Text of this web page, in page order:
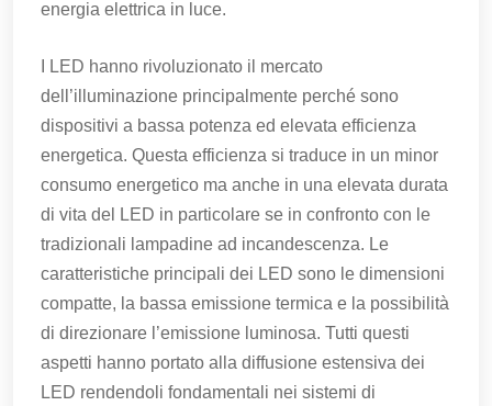
energia elettrica in luce.
I LED hanno rivoluzionato il mercato
dell’illuminazione principalmente perché sono
dispositivi a bassa potenza ed elevata efficienza
energetica. Questa efficienza si traduce in un minor
consumo energetico ma anche in una elevata durata
di vita del LED in particolare se in confronto con le
tradizionali lampadine ad incandescenza. Le
caratteristiche principali dei LED sono le dimensioni
compatte, la bassa emissione termica e la possibilità
di direzionare l’emissione luminosa. Tutti questi
aspetti hanno portato alla diffusione estensiva dei
LED rendendoli fondamentali nei sistemi di